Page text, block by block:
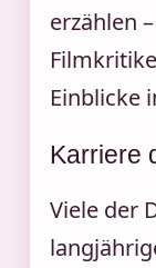
erzählen
Einblicke
Karriere
Viele der